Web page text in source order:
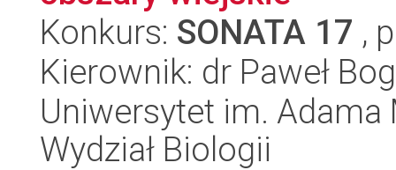
Konkurs: SONATA 17 ,
Kierownik: dr Paweł
Uniwersytet im.
Wydział Biologii